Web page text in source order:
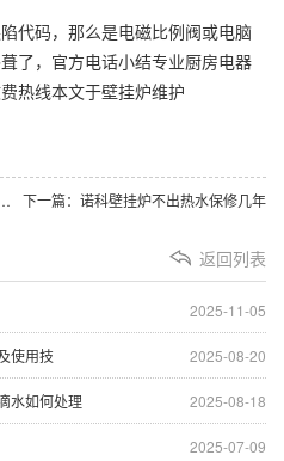
代码，那么是电磁比例阀或电脑
了，官方电话小结专业厨房电器
热线本文于壁挂炉维护
壁挂炉有什么注意故障事项 下一篇：诺科壁挂炉不出热水保修几年
返回列表
2025-11-05
2025-08-20
使用技
2025-08-18
水如何处理
2025-07-09